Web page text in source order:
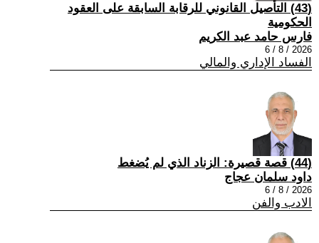
(43) التأصيل القانوني للرقابة السابقة على العقود
الحكومية
فارس حامد عبد الكريم
2026 / 8 / 6
الفساد الإداري والمالي
(44) قصة قصيرة: الزناد الذي لم يُضغط
داود سلمان عجاج
2026 / 8 / 6
الادب والفن